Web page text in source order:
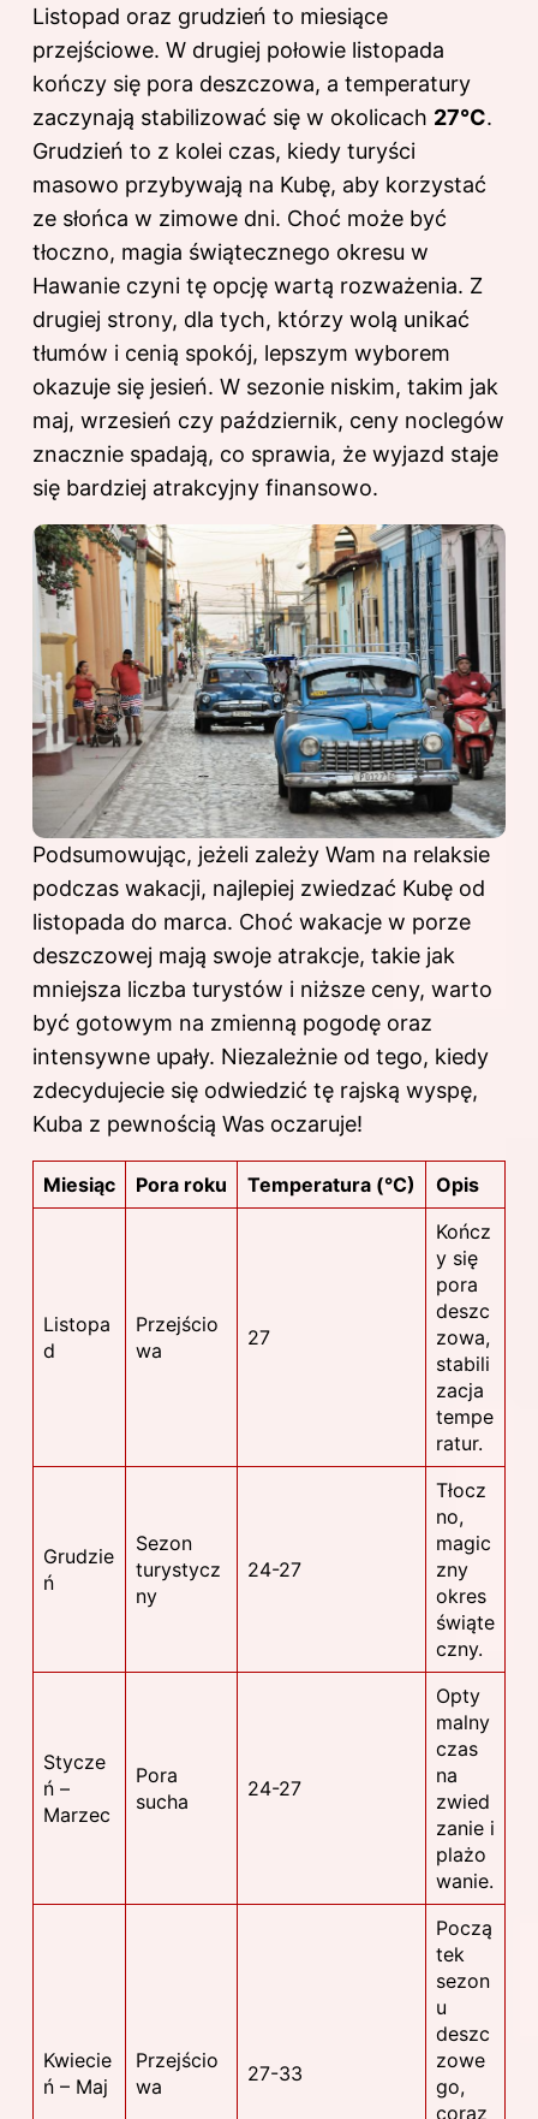
Listopad oraz grudzień to miesiące
przejściowe. W drugiej połowie listopada
kończy się pora deszczowa, a temperatury
zaczynają stabilizować się w okolicach 27°C.
Grudzień to z kolei czas, kiedy turyści
masowo przybywają na Kubę, aby korzystać
ze słońca w zimowe dni. Choć może być
tłoczno, magia świątecznego okresu w
Hawanie czyni tę opcję wartą rozważenia. Z
drugiej strony, dla tych, którzy wolą unikać
tłumów i cenią spokój, lepszym wyborem
okazuje się jesień. W sezonie niskim, takim jak
maj, wrzesień czy październik, ceny noclegów
znacznie spadają, co sprawia, że wyjazd staje
się bardziej atrakcyjny finansowo.
Podsumowując, jeżeli zależy Wam na relaksie
podczas wakacji, najlepiej zwiedzać Kubę od
listopada do marca. Choć wakacje w porze
deszczowej mają swoje atrakcje, takie jak
mniejsza liczba turystów i niższe ceny, warto
być gotowym na zmienną pogodę oraz
intensywne upały. Niezależnie od tego, kiedy
zdecydujecie się odwiedzić tę rajską wyspę,
Kuba z pewnością Was oczaruje!
Miesiąc Pora roku Temperatura (°C) Opis
Listopa
d
Przejścio
wa
27
Kończ
y się
pora
deszc
zowa,
stabili
zacja
tempe
ratur.
Grudzie
ń
Sezon
turystycz
ny
24-27
Tłocz
no,
magic
zny
okres
świąte
czny.
Stycze
ń –
Marzec
Pora
sucha
24-27
Opty
malny
czas
na
zwied
zanie i
plażo
wanie.
Kwiecie
ń – Maj
Przejścio
wa
27-33
Począ
tek
sezon
u
deszc
zowe
go,
coraz